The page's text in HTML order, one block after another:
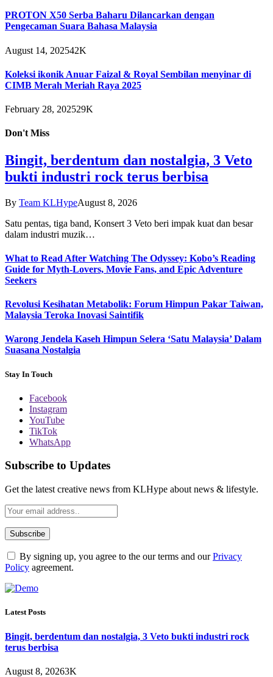
PROTON X50 Serba Baharu Dilancarkan dengan
Pengecaman Suara Bahasa Malaysia
August 14, 202542K
Koleksi ikonik Anuar Faizal & Royal Sembilan menyinar di
CIMB Merah Meriah Raya 2025
February 28, 202529K
Don't Miss
Bingit, berdentum dan nostalgia, 3 Veto
bukti industri rock terus berbisa
By Team KLHypeAugust 8, 2026
Satu pentas, tiga band, Konsert 3 Veto beri impak kuat dan besar
dalam industri muzik…
What to Read After Watching The Odyssey: Kobo’s Reading
Guide for Myth-Lovers, Movie Fans, and Epic Adventure
Seekers
Revolusi Kesihatan Metabolik: Forum Himpun Pakar Taiwan,
Malaysia Teroka Inovasi Saintifik
Warong Jendela Kaseh Himpun Selera ‘Satu Malaysia’ Dalam
Suasana Nostalgia
Stay In Touch
Facebook
Instagram
YouTube
TikTok
WhatsApp
Subscribe to Updates
Get the latest creative news from KLHype about news & lifestyle.
By signing up, you agree to the our terms and ourPrivacy
Policy agreement.
Latest Posts
Bingit, berdentum dan nostalgia, 3 Veto bukti industri rock
terus berbisa
August 8, 20263K